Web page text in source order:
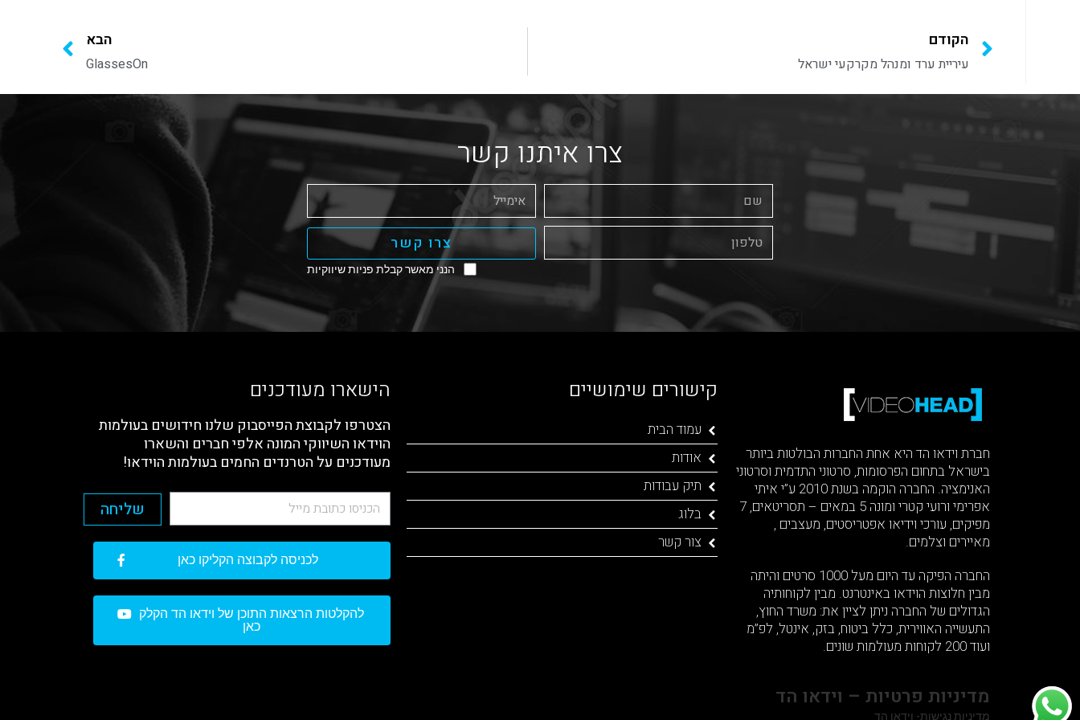
הקודם
עיריית ערד ומנהל מקרקעי ישראל
הבא
GlassesOn
צרו איתנו קשר
הנני מאשר קבלת פניות שיווקיות
צרו קשר
חברת וידאו הד היא אחת החברות הבולטות ביותר
בישראל בתחום הפרסומות, סרטוני התדמית וסרטוני
האנימציה. החברה הוקמה בשנת 2010 ע”י איתי
אפרימי ורועי קטרי ומונה 5 במאים – תסריטאים, 7
מפיקים, עורכי וידיאו אפטריסטים, מעצבים ,
מאיירים וצלמים.
החברה הפיקה עד היום מעל 1000 סרטים והיתה
מבין חלוצות הוידאו באינטרנט. מבין לקוחותיה
הגדולים של החברה ניתן לציין את: משרד החוץ,
התעשייה האווירית, כלל ביטוח, בזק, אינטל, לפ”מ
ועוד 200 לקוחות מעולמות שונים.
מדיניות פרטיות – וידאו הד
מדיניות נגישות- וידאו הד
קישורים שימושיים
עמוד הבית
אודות
תיק עבודות
בלוג
צור קשר
הישארו מעודכנים
הצטרפו לקבוצת הפייסבוק שלנו חידושים בעולמות
הוידאו השיווקי המונה אלפי חברים והשארו
מעודכנים על הטרנדים החמים בעולמות הוידאו!
שליחה
לכניסה לקבוצה הקליקו כאן
להקלטות הרצאות התוכן של וידאו הד הקלק
כאן